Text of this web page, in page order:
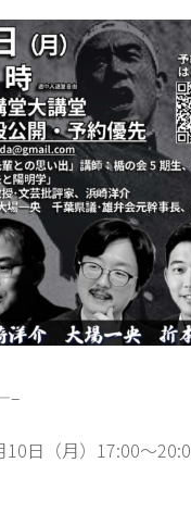
10日（月）17:00〜